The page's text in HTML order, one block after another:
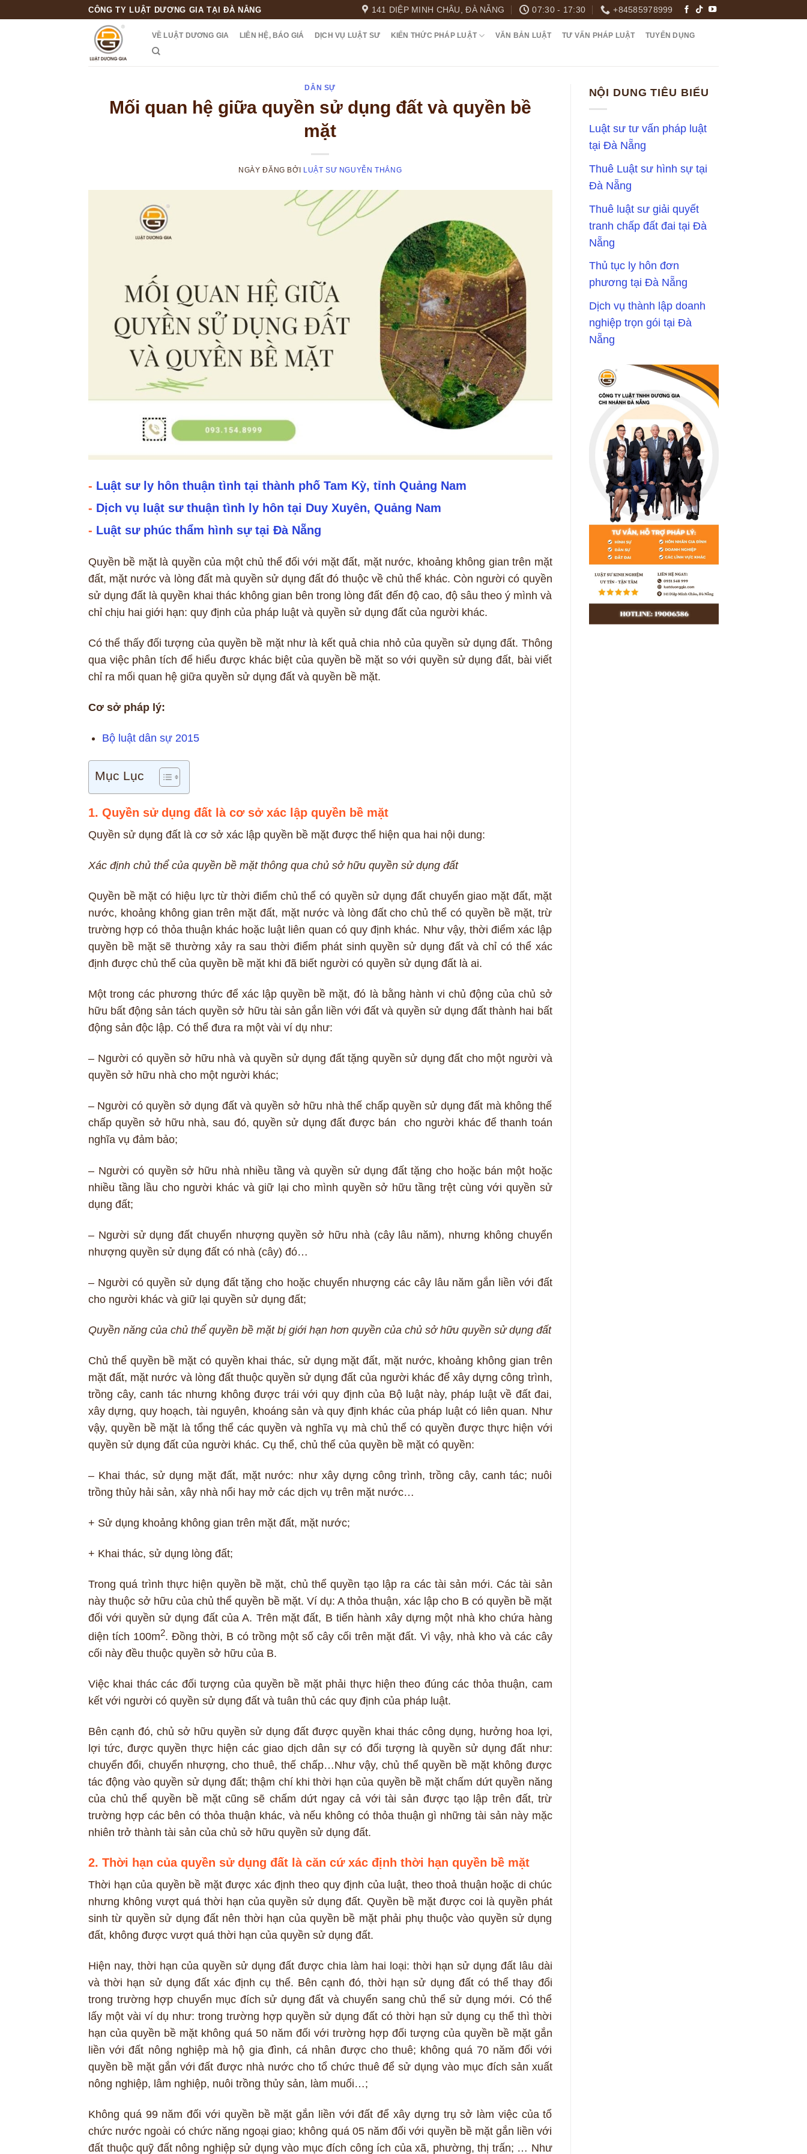
CÔNG TY LUẬT DƯƠNG GIA TẠI ĐÀ NẴNG 141 DIỆP MINH CHÂU, ĐÀ NẴNG 07:30 - 17:30 +84585978999
VỀ LUẬT DƯƠNG GIA LIÊN HỆ, BÁO GIÁ DỊCH VỤ LUẬT SƯ KIẾN THỨC PHÁP LUẬT VĂN BẢN LUẬT TƯ VẤN PHÁP LUẬT TUYỂN DỤNG
DÂN SỰ
Mối quan hệ giữa quyền sử dụng đất và quyền bề
mặt
NGÀY ĐĂNG BỞI LUẬT SƯ NGUYỄN THẮNG
- Luật sư ly hôn thuận tình tại thành phố Tam Kỳ, tỉnh Quảng Nam
- Dịch vụ luật sư thuận tình ly hôn tại Duy Xuyên, Quảng Nam
- Luật sư phúc thẩm hình sự tại Đà Nẵng
Quyền bề mặt là quyền của một chủ thể đối với mặt đất, mặt nước, khoảng không gian trên mặt
đất, mặt nước và lòng đất mà quyền sử dụng đất đó thuộc về chủ thể khác. Còn người có quyền
sử dụng đất là quyền khai thác không gian bên trong lòng đất đến độ cao, độ sâu theo ý mình và
chỉ chịu hai giới hạn: quy định của pháp luật và quyền sử dụng đất của người khác.
Có thể thấy đối tượng của quyền bề mặt như là kết quả chia nhỏ của quyền sử dụng đất. Thông
qua việc phân tích để hiểu được khác biệt của quyền bề mặt so với quyền sử dụng đất, bài viết
chỉ ra mối quan hệ giữa quyền sử dụng đất và quyền bề mặt.
Cơ sở pháp lý:
Bộ luật dân sự 2015
Mục Lục
1. Quyền sử dụng đất là cơ sở xác lập quyền bề mặt
Quyền sử dụng đất là cơ sở xác lập quyền bề mặt được thể hiện qua hai nội dung:
Xác định chủ thể của quyền bề mặt thông qua chủ sở hữu quyền sử dụng đất
Quyền bề mặt có hiệu lực từ thời điểm chủ thể có quyền sử dụng đất chuyển giao mặt đất, mặt
nước, khoảng không gian trên mặt đất, mặt nước và lòng đất cho chủ thể có quyền bề mặt, trừ
trường hợp có thỏa thuận khác hoặc luật liên quan có quy định khác. Như vậy, thời điểm xác lập
quyền bề mặt sẽ thường xảy ra sau thời điểm phát sinh quyền sử dụng đất và chỉ có thể xác
định được chủ thể của quyền bề mặt khi đã biết người có quyền sử dụng đất là ai.
Một trong các phương thức để xác lập quyền bề mặt, đó là bằng hành vi chủ động của chủ sở
hữu bất động sản tách quyền sở hữu tài sản gắn liền với đất và quyền sử dụng đất thành hai bất
động sản độc lập. Có thể đưa ra một vài ví dụ như:
– Người có quyền sở hữu nhà và quyền sử dụng đất tặng quyền sử dụng đất cho một người và
quyền sở hữu nhà cho một người khác;
– Người có quyền sở dụng đất và quyền sở hữu nhà thế chấp quyền sử dụng đất mà không thế
chấp quyền sở hữu nhà, sau đó, quyền sử dụng đất được bán cho người khác để thanh toán
nghĩa vụ đảm bảo;
– Người có quyền sở hữu nhà nhiều tầng và quyền sử dụng đất tặng cho hoặc bán một hoặc
nhiều tầng lầu cho người khác và giữ lại cho mình quyền sở hữu tầng trệt cùng với quyền sử
dụng đất;
– Người sử dụng đất chuyển nhượng quyền sở hữu nhà (cây lâu năm), nhưng không chuyển
nhượng quyền sử dụng đất có nhà (cây) đó…
– Người có quyền sử dụng đất tặng cho hoặc chuyển nhượng các cây lâu năm gắn liền với đất
cho người khác và giữ lại quyền sử dụng đất;
Quyền năng của chủ thể quyền bề mặt bị giới hạn hơn quyền của chủ sở hữu quyền sử dụng đất
Chủ thể quyền bề mặt có quyền khai thác, sử dụng mặt đất, mặt nước, khoảng không gian trên
mặt đất, mặt nước và lòng đất thuộc quyền sử dụng đất của người khác để xây dựng công trình,
trồng cây, canh tác nhưng không được trái với quy định của Bộ luật này, pháp luật về đất đai,
xây dựng, quy hoạch, tài nguyên, khoáng sản và quy định khác của pháp luật có liên quan. Như
vậy, quyền bề mặt là tổng thể các quyền và nghĩa vụ mà chủ thể có quyền được thực hiện với
quyền sử dụng đất của người khác. Cụ thể, chủ thể của quyền bề mặt có quyền:
– Khai thác, sử dụng mặt đất, mặt nước: như xây dựng công trình, trồng cây, canh tác; nuôi
trồng thủy hải sản, xây nhà nổi hay mở các dịch vụ trên mặt nước…
+ Sử dụng khoảng không gian trên mặt đất, mặt nước;
+ Khai thác, sử dụng lòng đất;
Trong quá trình thực hiện quyền bề mặt, chủ thể quyền tạo lập ra các tài sản mới. Các tài sản
này thuộc sở hữu của chủ thể quyền bề mặt. Ví dụ: A thỏa thuận, xác lập cho B có quyền bề mặt
đối với quyền sử dụng đất của A. Trên mặt đất, B tiến hành xây dựng một nhà kho chứa hàng
diện tích 100m2. Đồng thời, B có trồng một số cây cối trên mặt đất. Vì vậy, nhà kho và các cây
cối này đều thuộc quyền sở hữu của B.
Việc khai thác các đối tượng của quyền bề mặt phải thực hiện theo đúng các thỏa thuận, cam
kết với người có quyền sử dụng đất và tuân thủ các quy định của pháp luật.
Bên cạnh đó, chủ sở hữu quyền sử dụng đất được quyền khai thác công dụng, hưởng hoa lợi,
lợi tức, được quyền thực hiện các giao dịch dân sự có đối tượng là quyền sử dụng đất như:
chuyển đổi, chuyển nhượng, cho thuê, thế chấp…Như vậy, chủ thể quyền bề mặt không được
tác động vào quyền sử dụng đất; thậm chí khi thời hạn của quyền bề mặt chấm dứt quyền năng
của chủ thể quyền bề mặt cũng sẽ chấm dứt ngay cả với tài sản được tạo lập trên đất, trừ
trường hợp các bên có thỏa thuận khác, và nếu không có thỏa thuận gì những tài sản này mặc
nhiên trở thành tài sản của chủ sở hữu quyền sử dụng đất.
2. Thời hạn của quyền sử dụng đất là căn cứ xác định thời hạn quyền bề mặt
Thời hạn của quyền bề mặt được xác định theo quy định của luật, theo thoả thuận hoặc di chúc
nhưng không vượt quá thời hạn của quyền sử dụng đất. Quyền bề mặt được coi là quyền phát
sinh từ quyền sử dụng đất nên thời hạn của quyền bề mặt phải phụ thuộc vào quyền sử dụng
đất, không được vượt quá thời hạn của quyền sử dụng đất.
Hiện nay, thời hạn của quyền sử dụng đất được chia làm hai loại: thời hạn sử dụng đất lâu dài
và thời hạn sử dụng đất xác định cụ thể. Bên cạnh đó, thời hạn sử dụng đất có thể thay đổi
trong trường hợp chuyển mục đích sử dụng đất và chuyển sang chủ thể sử dụng mới. Có thể
lấy một vài ví dụ như: trong trường hợp quyền sử dụng đất có thời hạn sử dụng cụ thể thì thời
hạn của quyền bề mặt không quá 50 năm đối với trường hợp đối tượng của quyền bề mặt gắn
liền với đất nông nghiệp mà hộ gia đình, cá nhân được cho thuê; không quá 70 năm đối với
quyền bề mặt gắn với đất được nhà nước cho tổ chức thuê để sử dụng vào mục đích sản xuất
nông nghiệp, lâm nghiệp, nuôi trồng thủy sản, làm muối…;
Không quá 99 năm đối với quyền bề mặt gắn liền với đất để xây dựng trụ sở làm việc của tổ
chức nước ngoài có chức năng ngoại giao; không quá 05 năm đối với quyền bề mặt gắn liền với
đất thuộc quỹ đất nông nghiệp sử dụng vào mục đích công ích của xã, phường, thị trấn; … Như
NỘI DUNG TIÊU BIỂU
Luật sư tư vấn pháp luật
tại Đà Nẵng
Thuê Luật sư hình sự tại
Đà Nẵng
Thuê luật sư giải quyết
tranh chấp đất đai tại Đà
Nẵng
Thủ tục ly hôn đơn
phương tại Đà Nẵng
Dịch vụ thành lập doanh
nghiệp trọn gói tại Đà
Nẵng